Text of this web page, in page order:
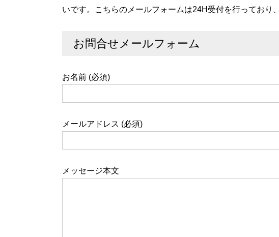
いです。こちらのメールフォームは24H受付を行っており
お問合せメールフォーム
お名前 (必須)
メールアドレス (必須)
メッセージ本文